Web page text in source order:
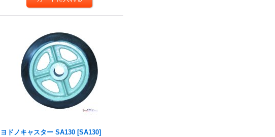
ヨドノキャスター SA130 [SA130]